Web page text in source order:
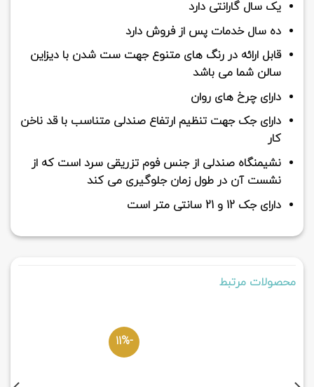
یک سال گارانتی دارد
ده سال خدمات پس از فروش دارد
قابل ارائه در رنگ های متنوع جهت ست شدن با دیزاین
سالن شما می باشد
دارای چرخ های روان
دارای جک جهت تنظیم ارتفاع صندلی متناسب با قد ناخن
کار
نشیمنگاه صندلی از جنس فوم تزریقی سرد است که از
نشست آن در طول زمان جلوگیری می کند
دارای جک 12 و 21 سانتی متر است
محصولات مرتبط
-11%